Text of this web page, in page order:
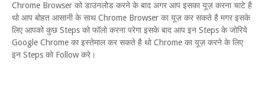
Chrome Browser को डाउनलोड करने के बाद अगर आप इसका यूज़ करना चाटे है
थो आप बोहत आसानी के साथ Chrome Browser का यूज़ कर सकते है मगर इसके
लिए आपको कुछ Steps को फॉलो करना परेगा इसके बाद आप इन Steps के जोरिये
Google Chrome का इस्तेमाल कर सकते है थो Chrome का यूज़ करने के लिए
इन Steps को Follow करे।